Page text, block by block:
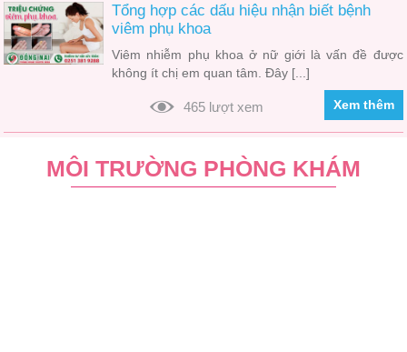
Tổng hợp các dấu hiệu nhận biết bệnh
viêm phụ khoa
Viêm nhiễm phụ khoa ở nữ giới là vấn đề được
không ít chị em quan tâm. Đây [...]
465 lượt xem Xem thêm
MÔI TRƯỜNG PHÒNG KHÁM